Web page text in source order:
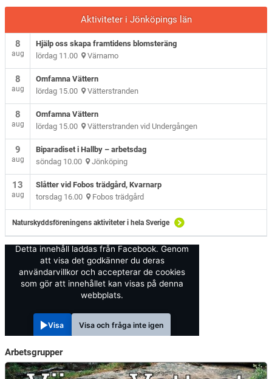
Aktiviteter i Jönköpings län
8
aug
Hjälp oss skapa framtidens blomsteräng
lördag 11.00 Värnamo
8
aug
Omfamna Vättern
lördag 15.00 Vätterstranden
8
aug
Omfamna Vättern
lördag 15.00 Vätterstranden vid Undergången
9
aug
Biparadiset i Hallby – arbetsdag
söndag 10.00 Jönköping
13
aug
Slåtter vid Fobos trädgård, Kvarnarp
torsdag 16.00 Fobos trädgård
Naturskyddsföreningens aktiviteter i hela Sverige
Detta innehåll laddas från Facebook. Genom
att visa det godkänner du deras
användarvillkor och accepterar de cookies
som gör att innehållet kan visas på denna
webbplats.
Visa Visa och fråga inte igen
Arbetsgrupper